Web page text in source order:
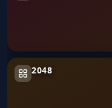
2048
2048